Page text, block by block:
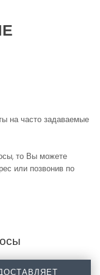
на часто задаваемые
то Вы можете
или позвонив по